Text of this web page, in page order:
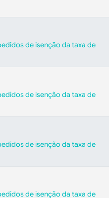
de isenção da taxa de
de isenção da taxa de
de isenção da taxa de
de isenção da taxa de